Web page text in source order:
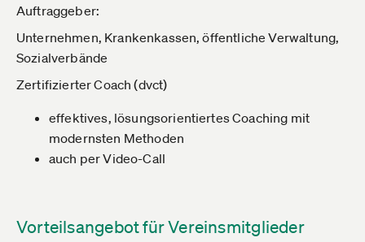
Auftraggeber:
Unternehmen, Krankenkassen, öffentliche Verwaltung,
Sozialverbände
Zertifizierter Coach (dvct)
effektives, lösungsorientiertes Coaching mit
modernsten Methoden
auch per Video-Call
Vorteilsangebot für Vereinsmitglieder